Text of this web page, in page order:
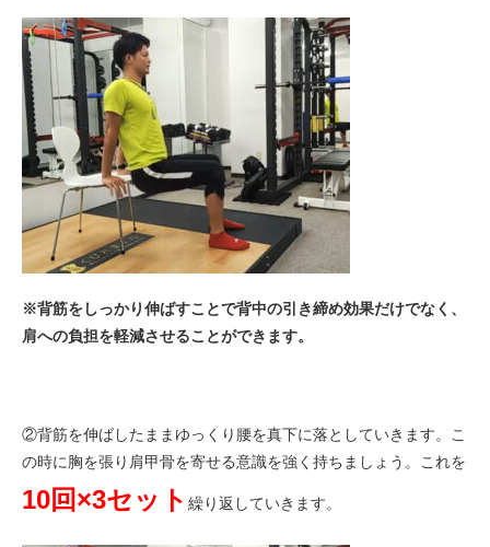
※背筋をしっかり伸ばすことで背中の引き締め効果だけでなく、
肩への負担を軽減させることができます。
②背筋を伸ばしたままゆっくり腰を真下に落としていきます。こ
の時に胸を張り肩甲骨を寄せる意識を強く持ちましょう。これを
10回×3セット 繰り返していきます。